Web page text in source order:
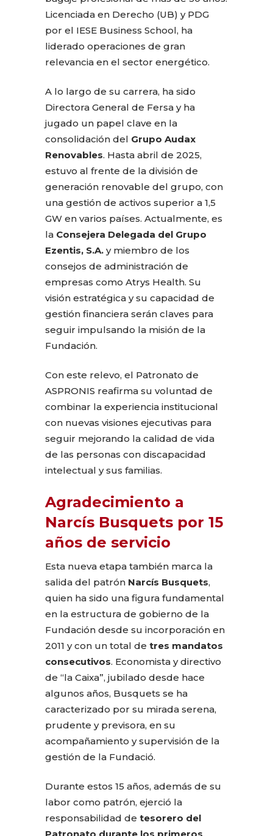
Licenciada en Derecho (UB) y PDG
por el IESE Business School, ha
liderado operaciones de gran
relevancia en el sector energético.
A lo largo de su carrera, ha sido
Directora General de Fersa y ha
jugado un papel clave en la
consolidación del Grupo Audax
Renovables. Hasta abril de 2025,
estuvo al frente de la división de
generación renovable del grupo, con
una gestión de activos superior a 1,5
GW en varios países. Actualmente, es
la Consejera Delegada del Grupo
Ezentis, S.A. y miembro de los
consejos de administración de
empresas como Atrys Health. Su
visión estratégica y su capacidad de
gestión financiera serán claves para
seguir impulsando la misión de la
Fundación.
Con este relevo, el Patronato de
ASPRONIS reafirma su voluntad de
combinar la experiencia institucional
con nuevas visiones ejecutivas para
seguir mejorando la calidad de vida
de las personas con discapacidad
intelectual y sus familias.
Agradecimiento a
Narcís Busquets por 15
años de servicio
Esta nueva etapa también marca la
salida del patrón Narcís Busquets,
quien ha sido una figura fundamental
en la estructura de gobierno de la
Fundación desde su incorporación en
2011 y con un total de tres mandatos
consecutivos. Economista y directivo
de “la Caixa”, jubilado desde hace
algunos años, Busquets se ha
caracterizado por su mirada serena,
prudente y previsora, en su
acompañamiento y supervisión de la
gestión de la Fundació.
Durante estos 15 años, además de su
labor como patrón, ejerció la
responsabilidad de tesorero del